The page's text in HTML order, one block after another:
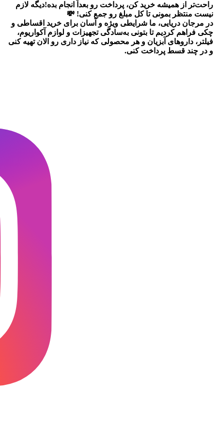
راحت‌تر از همیشه خرید کن، پرداخت رو بعداً انجام بده!دیگه لازم
نیست منتظر بمونی تا کل مبلغ رو جمع کنی! 💸
در مرجان دریایی، ما شرایطی ویژه و آسان برای خرید اقساطی و
چکی فراهم کردیم تا بتونی به‌سادگی تجهیزات و لوازم آکواریوم،
فیلتر، داروهای آبزیان و هر محصولی که نیاز داری رو الان تهیه کنی
و در چند قسط پرداخت کنی.